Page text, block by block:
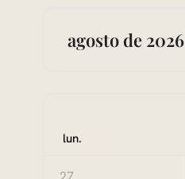
agosto de 2026
lun.